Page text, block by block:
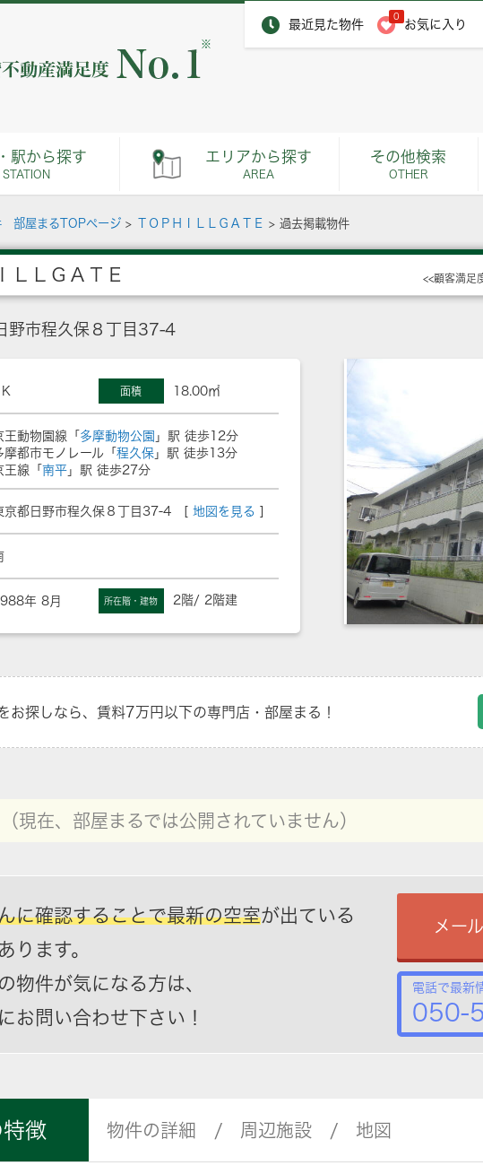
最近見た物件
0
お気に入り
※
駅から探す
STATION
エリアから探す
AREA
その他検索
OTHER
部屋まるTOPページ > ＴＯＰＨＩＬＬＧＡＴＥ > 過去掲載物件
ＬＬＧＡＴＥ <<顧客満足
野市程久保８丁目37-4
Ｋ 面積 18.00㎡
王動物園線「 多摩動物公園 」駅 徒歩12分
摩都市モノレール「 程久保 」駅 徒歩13分
王線「 南平 」駅 徒歩27分
京都日野市程久保８丁目37-4 [ 地図を見る
年 8月 所在階・建物 2階/ 2階建
お探しなら、賃料7万円以下の専門店・部屋まる！
（現在、部屋まるでは公開されていません）
に確認することで最新の空室が出ている
ります。
物件が気になる方は、
お問い合わせ下さい！
メー
電話で最新
050-
徴 物件の詳細 周辺施設 地図